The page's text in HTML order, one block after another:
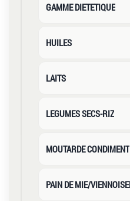
GAMME DIETETIQUE
HUILES
LAITS
LEGUMES SECS-RIZ
MOUTARDE CONDIMENT
PAIN DE MIE/